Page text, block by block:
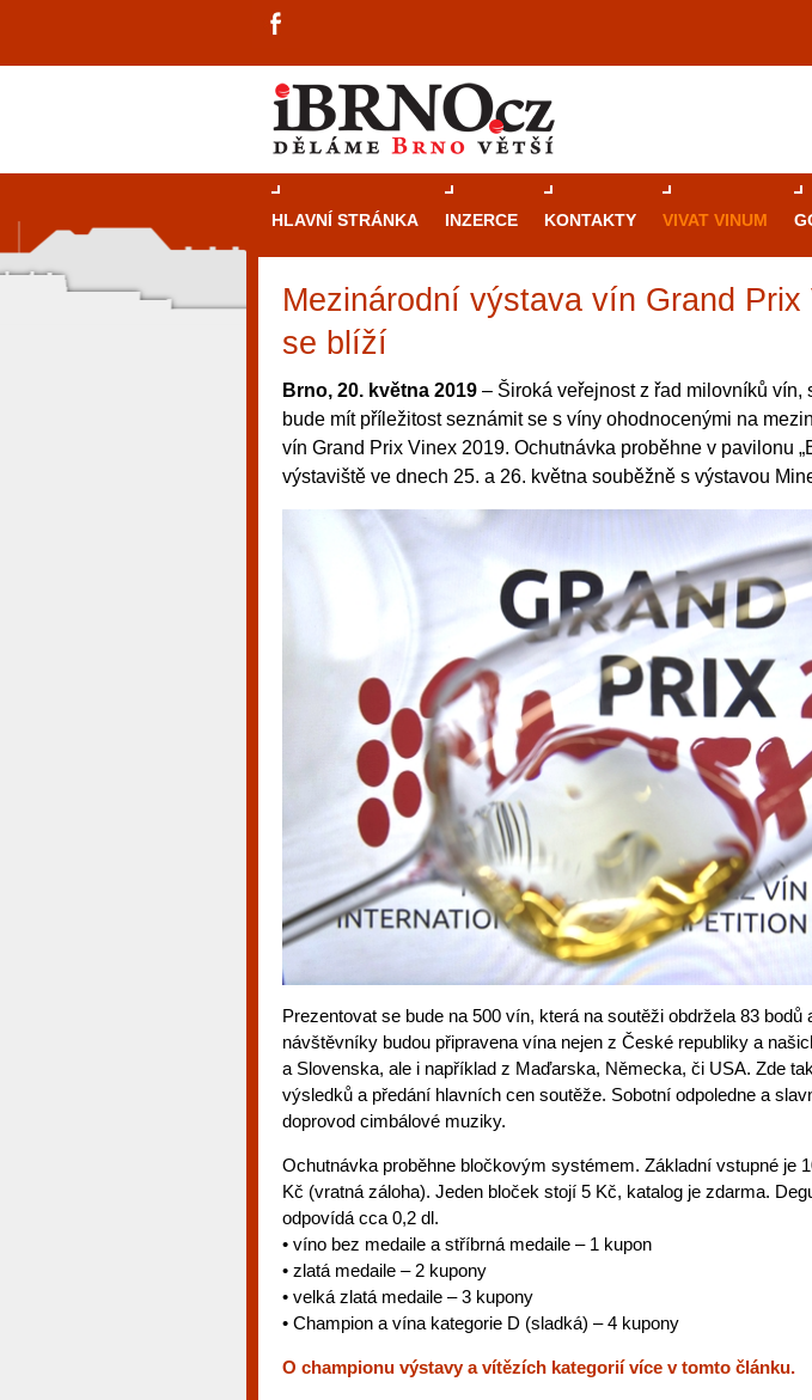
HLAVNÍ STRÁNKA INZERCE KONTAKTY VIVAT VINUM
Mezinárodní výstava vín Grand Prix
se blíží
Brno, 20. května 2019 – Široká veřejnost z řad milovníků vín,
bude mít příležitost seznámit se s víny ohodnocenými na
vín Grand Prix Vinex 2019. Ochutnávka proběhne v pavilonu
výstaviště ve dnech 25. a 26. května souběžně s výstavou
Prezentovat se bude na 500 vín, která na soutěži obdržela 83 bodů
návštěvníky budou připravena vína nejen z České republiky a
a Slovenska, ale i například z Maďarska, Německa, či USA. Zde
výsledků a předání hlavních cen soutěže. Sobotní odpoledne a
doprovod cimbálové muziky.
Ochutnávka proběhne bločkovým systémem. Základní vstupné je
Kč (vratná záloha). Jeden bloček stojí 5 Kč, katalog je zdarma.
odpovídá cca 0,2 dl.
• víno bez medaile a stříbrná medaile – 1 kupon
• zlatá medaile – 2 kupony
• velká zlatá medaile – 3 kupony
• Champion a vína kategorie D (sladká) – 4 kupony
O championu výstavy a vítězích kategorií více v tomto článku.
Průvodcekasinovými
Brno je městem známým
restaurace, divadla a
místem, kde si můžete
různé kasinové hry. V
metropoli naleznete
návštěvníky, tak pro příležitostné hráče. V...